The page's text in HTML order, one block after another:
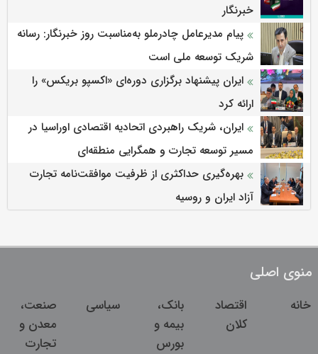
خبرنگار
پیام مدیرعامل چادرملو به‌مناسبت روز خبرنگار: رسانه
شریک توسعه ملی است
ایران پیشنهاد برگزاری دوره‌ای «اکسپو بریکس» را
ارائه کرد
ایران، شریک راهبردی اتحادیه اقتصادی اوراسیا در
مسیر توسعه تجارت و همگرایی منطقه‌ای
بهره‌گیری حداکثری از ظرفیت موافقت‌نامه تجارت
آزاد ایران و روسیه
منوی اصلی
خانه
اقتصاد
کلان
بانک،
بیمه و
بورس
سیاسی
صنعت،
معدن و
تجارت